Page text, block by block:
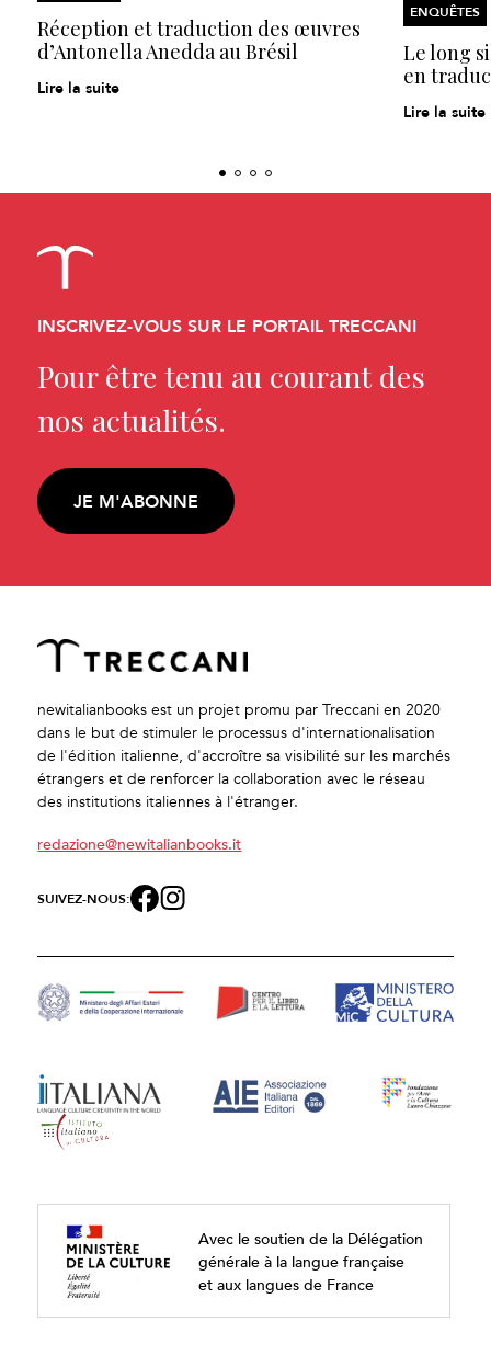
Réception et traduction des œuvres
d’Antonella Anedda au Brésil
Lire la suite
ENQUÊTES
Le long
en
Lire la suite
INSCRIVEZ-VOUS SUR LE PORTAIL TRECCANI
Pour être tenu au courant des
nos actualités.
JE M'ABONNE
newitalianbooks est un projet promu par Treccani en 2020
dans le but de stimuler le processus d'internationalisation
de l'édition italienne, d'accroître sa visibilité sur les marchés
étrangers et de renforcer la collaboration avec le réseau
des institutions italiennes à l'étranger.
redazione@newitalianbooks.it
SUIVEZ-NOUS:
Avec le soutien de la Délégation
générale à la langue française
et aux langues de France